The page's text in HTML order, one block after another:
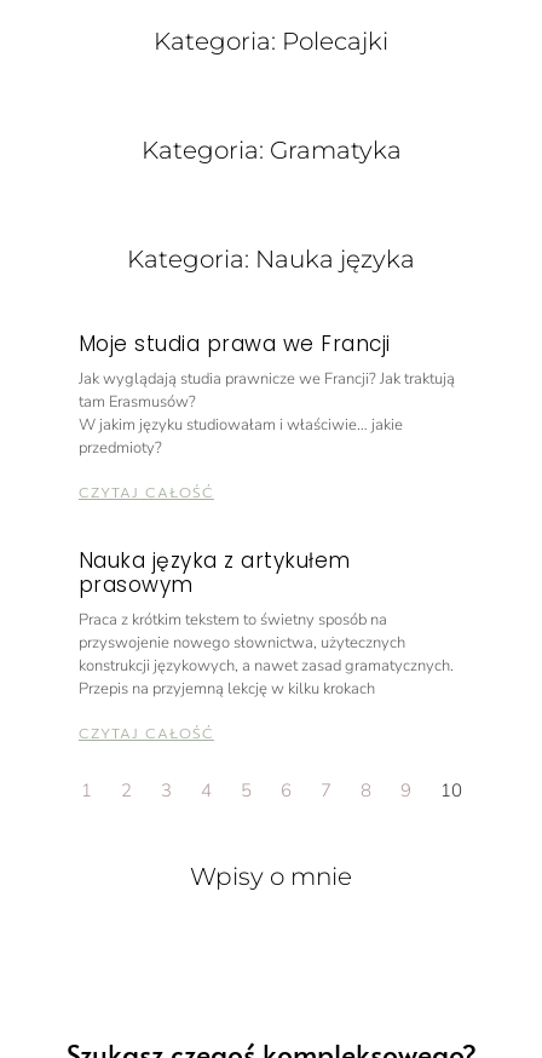
Kategoria: Polecajki
Kategoria: Gramatyka
Kategoria: Nauka języka
Moje studia prawa we Francji
Jak wyglądają studia prawnicze we Francji? Jak traktują
tam Erasmusów?
W jakim języku studiowałam i właściwie… jakie
przedmioty?
CZYTAJ CAŁOŚĆ
Nauka języka z artykułem
prasowym
Praca z krótkim tekstem to świetny sposób na
przyswojenie nowego słownictwa, użytecznych
konstrukcji językowych, a nawet zasad gramatycznych.
Przepis na przyjemną lekcję w kilku krokach
CZYTAJ CAŁOŚĆ
1 2 3 4 5 6 7 8 9 10
Wpisy o mnie